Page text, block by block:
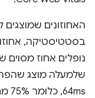
בסטטיסטיקה,
נופלים אחוז